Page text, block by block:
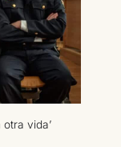
otra vida’